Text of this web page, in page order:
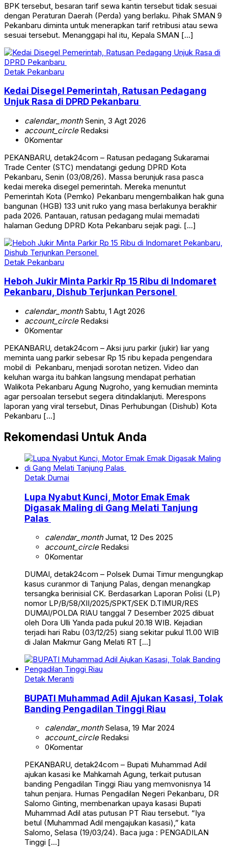
BPK tersebut, besaran tarif sewa kantin tersebut tidak sesuai
dengan Peraturan Daerah (Perda) yang berlaku. Pihak SMAN 9
Pekanbaru diminta untuk menerapkan tarif retribusi atau sewa
sesuai tersebut. Menanggapi hal itu, Kepala SMAN […]
Detak Pekanbaru
Kedai Disegel Pemerintah, Ratusan Pedagang
Unjuk Rasa di DPRD Pekanbaru
calendar_monthSenin, 3 Agt 2026
account_circleRedaksi
0Komentar
PEKANBARU, detak24com – Ratusan pedagang Sukaramai
Trade Center (STC) mendatangi gedung DPRD Kota
Pekanbaru, Senin (03/08/26). Massa berunjuk rasa pasca
kedai mereka disegel pemerintah. Mereka menuntut
Pemerintah Kota (Pemko) Pekanbaru mengembalikan hak guna
bangunan (HGB) 133 unit ruko yang masa berlakunya berakhir
pada 2026. Pantauan, ratusan pedagang mulai memadati
halaman Gedung DPRD Kota Pekanbaru sejak pagi. […]
Detak Pekanbaru
Heboh Jukir Minta Parkir Rp 15 Ribu di Indomaret
Pekanbaru, Dishub Terjunkan Personel
calendar_monthSabtu, 1 Agt 2026
account_circleRedaksi
0Komentar
PEKANBARU, detak24com – Aksi juru parkir (jukir) liar yang
meminta uang parkir sebesar Rp 15 ribu kepada pengendara
mobil di Pekanbaru, menjadi sorotan netizen. Video dan
keluhan warga itu bahkan langsung mendapat perhatian
Walikota Pekanbaru Agung Nugroho, yang kemudian meminta
agar persoalan tersebut segera ditindaklanjuti. Merespons
laporan yang viral tersebut, Dinas Perhubungan (Dishub) Kota
Pekanbaru […]
Rekomendasi Untuk Anda
Detak Dumai
Lupa Nyabut Kunci, Motor Emak Emak
Digasak Maling di Gang Melati Tanjung
Palas
calendar_monthJumat, 12 Des 2025
account_circleRedaksi
0Komentar
DUMAI, detak24com – Polsek Dumai Timur mengungkap
kasus curanmor di Tanjung Palas, dengan menangkap
tersangka berinisial CK. Berdasarkan Laporan Polisi (LP)
nomor LP/B/58/XII/2025/SPKT/SEK D.TIMUR/RES
DUMAI/POLDA RIAU tanggal 7 Desember 2025 dibuat
oleh Dora Ulli Yanda pada pukul 20.18 WIB. Kejadian
terjadi hari Rabu (03/12/25) siang sekitar pukul 11.00 WIB
di Jalan Makmur Gang Melati RT […]
Detak Meranti
BUPATI Muhammad Adil Ajukan Kasasi, Tolak
Banding Pengadilan Tinggi Riau
calendar_monthSelasa, 19 Mar 2024
account_circleRedaksi
0Komentar
PEKANBARU, detak24com – Bupati Muhammad Adil
ajukan kasasi ke Mahkamah Agung, terkait putusan
banding Pengadilan Tinggi Riau yang memvonisnya 14
tahun penjara. Humas Pengadilan Negeri Pekanbaru, DR
Salomo Ginting, membenarkan upaya kasasi Bupati
Muhammad Adil atas putusan PT Riau tersebut. “Iya
betul (Muhammad Adil mengajukan kasasi),” kata
Salomo, Selasa (19/03/24). Baca juga : PENGADILAN
Tinggi […]